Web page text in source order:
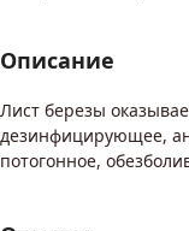
Описание
Лист березы
дезинфицирующее,
потогонное,